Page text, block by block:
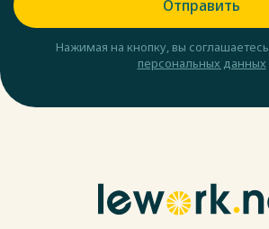
Отправить
Нажимая на кнопку, вы соглашаетесь
персональных данных